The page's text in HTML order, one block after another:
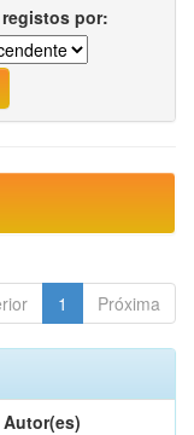
por:
1 Próxima
Autor(es)